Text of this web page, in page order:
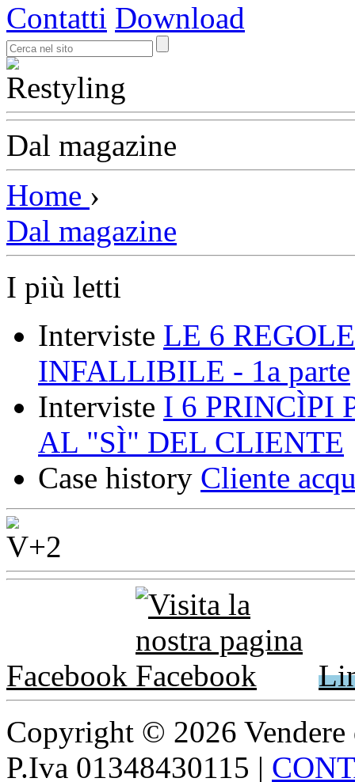
Contatti Download
Dal magazine
Home ›
Dal magazine
I più letti
Interviste LE 6
INFALLIBILE - 1a parte
Interviste I 6 PRINCÌPI
AL "SÌ" DEL CLIENTE
Case history Cliente
Facebook
Copyright © 2026
P.Iva 01348430115 |